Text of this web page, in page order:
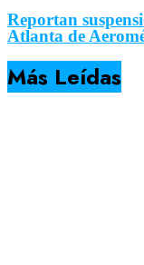
Reportan
Atlanta de
Más Leídas